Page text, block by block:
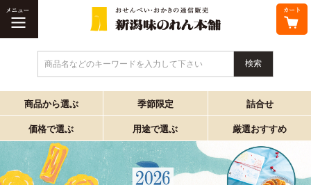
商品名などのキーワードを入力して下さい
商品から選ぶ 季節限定 詰合せ
価格で選ぶ 用途で選ぶ 厳選おすすめ